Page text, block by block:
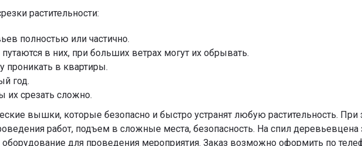
растительности:
полностью или частично.
в них, при больших ветрах могут их обрывать.
в квартиры.
год.
их срезать сложно.
вышки, которые безопасно и быстро устранят любую растительность. При
работ, подъем в сложные места, безопасность. На спил деревьевцена
для проведения мероприятия. Заказ возможно оформить по